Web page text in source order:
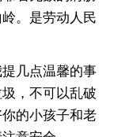
。是劳动人民
几点温馨的事
，不可以乱破
的小孩子和老